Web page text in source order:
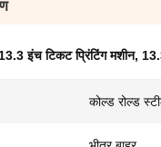
13.3 इंच टिकट प्रिंटिंग मशीन,
कोल्ड रोल्ड